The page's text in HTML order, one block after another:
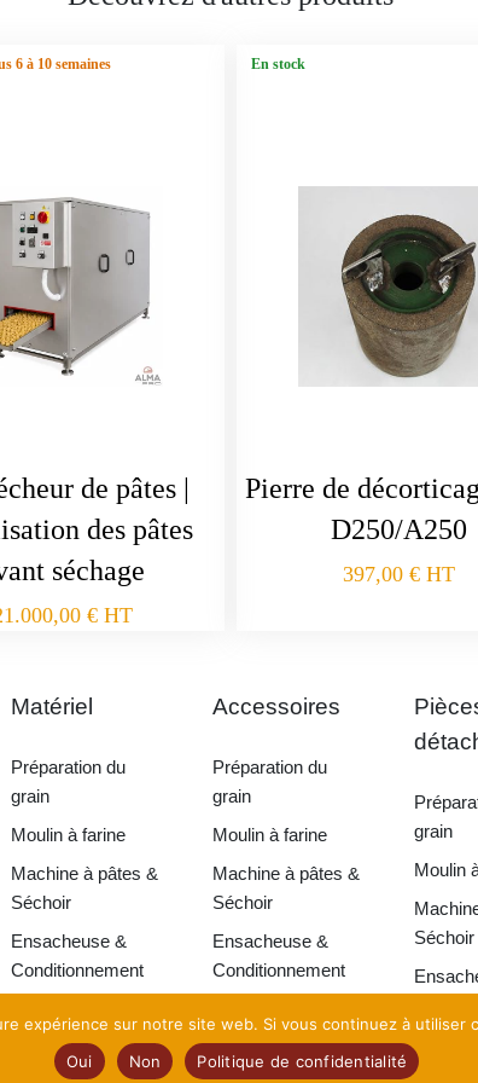
6 à 10 semaines
de pâtes |
des pâtes
séchage
€ HT
En stock
Pierre de
D250/A250
397,00 € HT
Matériel
Préparation du
grain
Moulin à farine
Machine à pâtes &
Séchoir
Ensacheuse &
Conditionnement
Accessoires
Préparation du
grain
Moulin à farine
Machine à pâtes &
Séchoir
Ensacheuse &
Conditionnement
grain
Moulin
Séchoir
Création TooEasy • Mentions Légales Politique de
expérience sur notre site web. Si vous continuez à
Oui
Non Politique de confidentialité